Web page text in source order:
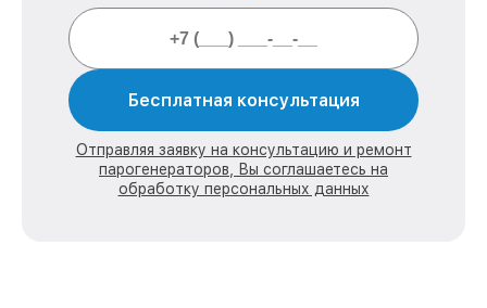
Бесплатная консультация
Отправляя заявку на консультацию и ремонт
парогенераторов, Вы соглашаетесь на
обработку персональных данных